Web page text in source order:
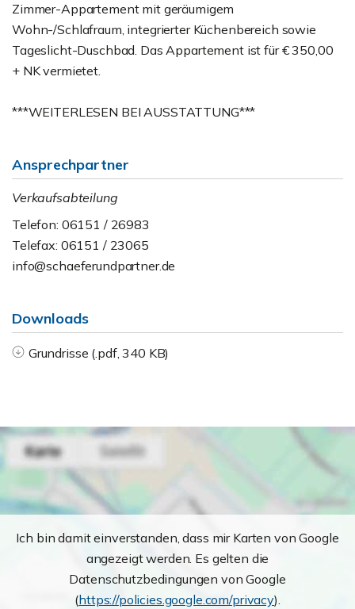
Zimmer-Appartement mit geräumigem
Wohn-/Schlafraum, integrierter Küchenbereich sowie
Tageslicht-Duschbad. Das Appartement ist für € 350,00
+ NK vermietet.
***WEITERLESEN BEI AUSSTATTUNG***
Ansprechpartner
Verkaufsabteilung
Telefon: 06151 / 26983
Telefax: 06151 / 23065
info@schaeferundpartner.de
Downloads
Grundrisse (.pdf, 340 KB)
Ich bin damit einverstanden, dass mir Karten von Google
angezeigt werden. Es gelten die
Datenschutzbedingungen von Google
(https://policies.google.com/privacy).